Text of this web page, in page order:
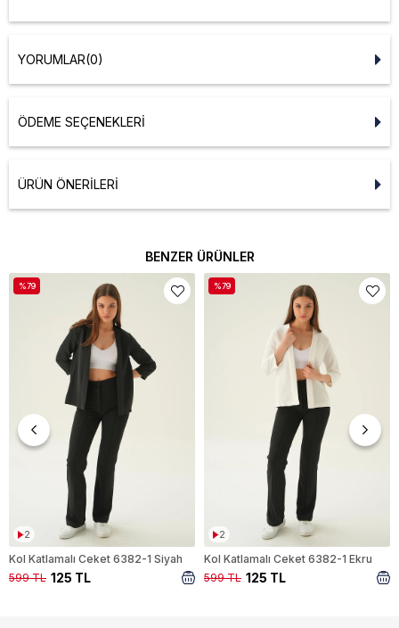
YORUMLAR(0)
ÖDEME SEÇENEKLERI
ÜRÜN ÖNERILERI
BENZER ÜRÜNLER
2
Kol Katlamalı Ceket 6382-1 Siyah
125 TL
599 TL
%79
2
Kol Katlamalı Ceket 6382-1 Ekru
125 TL
599 TL
%79